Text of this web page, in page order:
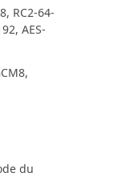
RC2-64-
AES-
du